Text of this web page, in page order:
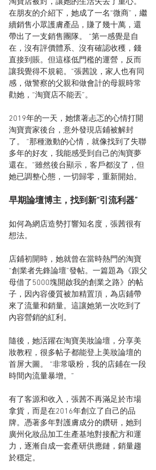
在朋友的介紹下，她成了一名“微商”，繼
續銷售小眾護膚產品，賺了幾十萬，還
帶出了一支銷售團隊。 “第一感覺是自
在，沒有評價體系、沒有確認收穫，錢
直接到賬。但這樣低門檻的運營，反而
讓我覺得不規範。”張茜說，家人也有同
感，做警察的父親和做會計的母親時常
勸她，“淘寶店不能丟”。
2019年的一天，她懷著忐忑的心情打開
淘寶賣家後台，意外發現店鋪被解封
了。 “那種激動的心情，就像找到了失聯
多年的好友，我能感受到自己的淘寶夢
還在。”雖然後台顯示，客戶都沒了，但
她已調整心態，一切歸零，重新開始。
早期論壇博主，找到新“引流利器”
如何為網店造勢打響知名度，張茜很有
想法。
店鋪初開時，她就曾在當時熱門的淘寶
“創業者先鋒論壇”發帖。一篇題為《跟父
母借了5000塊開啟我的創業之路》的帖
子，因內容優質被加精置頂，為店鋪帶
來了流量和銷量。這讓她第一次吃到了
內容營銷的紅利。
隨後，她活躍在淘寶美妝論壇，分享美
妝教程，很多帖子都能登上美妝論壇的
首屏大圖。 “非常吸粉，我的店鋪在一段
時間內流量暴增。”
有了客源和收入，張茜不再滿足於市場
拿貨，而是在2016年創立了自己的品
牌。憑著多年對護膚成分的鑽研，她到
廣州化妝品加工生產基地對接配方和運
力，逐漸自成一套產研供應鏈，銷量趨
於穩定。